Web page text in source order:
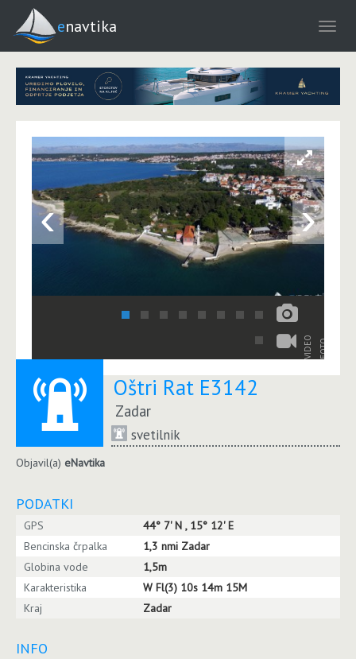
enavtika
‹ ›
VIDEO FOTO
Oštri Rat E3142
Zadar
svetilnik
Objavil(a) eNavtika
PODATKI
GPS
44° 7' N , 15° 12' E
Bencinska črpalka
1,3 nmi Zadar
Globina vode
1,5m
Karakteristika
W Fl(3) 10s 14m 15M
Kraj
Zadar
INFO